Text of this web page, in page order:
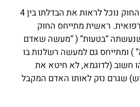
במבט חטוף בלשון החוק נוכל לראות את הבדלתו בין 4
ראשית מתייחס החוק
“בטעות” ( “מעשה שאדם
) ומתייחס גם למעשה רשלנות בו
(לדוגמא, לא חיטא את
שגרם נזק לאותו האדם המקבל